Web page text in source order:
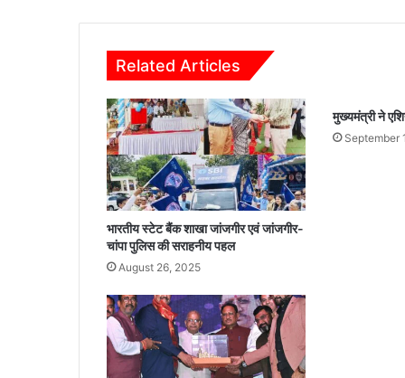
रा
मु
ख्य
मं
त्री
सा
य
5
बा
इ
ल
मे
डि
Related Articles
भारतीय स्टेट बैंक शाखा जांजगीर एवं जांजगीर-
चांपा पुलिस की सराहनीय पहल
August 26, 2025
मुख्यमंत्री ने
September